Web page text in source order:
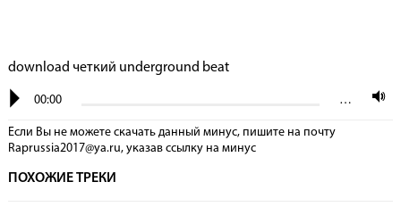
download четкий underground beat
00:00 …
Если Вы не можете скачать данный минус, пишите на почту
Raprussia2017@ya.ru, указав сcылку на минус
ПОХОЖИЕ ТРЕКИ